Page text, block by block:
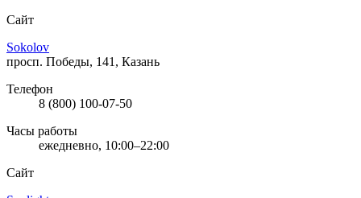
Сайт
Sokolov
просп. Победы, 141, Казань
Телефон
8 (800) 100-07-50
Часы работы
ежедневно, 10:00–22:00
Сайт